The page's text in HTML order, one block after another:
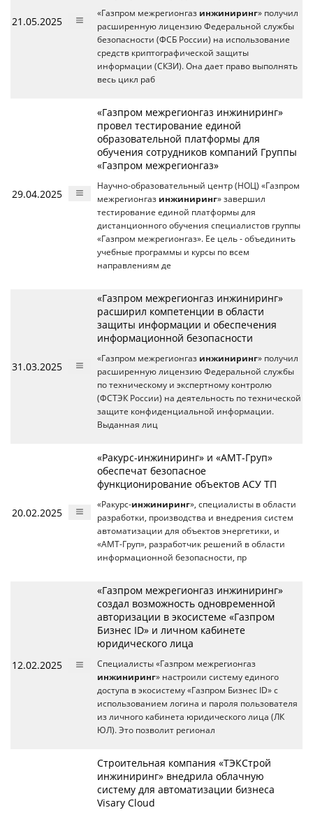
21.05.2025
«Газпром межрегионгаз инжиниринг» получил
расширенную лицензию Федеральной службы
безопасности (ФСБ России) на использование
средств криптографической защиты
информации (СКЗИ). Она дает право выполнять
весь цикл раб
29.04.2025
«Газпром межрегионгаз инжиниринг»
провел тестирование единой
образовательной платформы для
обучения сотрудников компаний Группы
«Газпром межрегионгаз»
Научно-образовательный центр (НОЦ) «Газпром
межрегионгаз инжиниринг» завершил
тестирование единой платформы для
дистанционного обучения специалистов группы
«Газпром межрегионгаз». Ее цель - объединить
учебные программы и курсы по всем
направлениям де
31.03.2025
«Газпром межрегионгаз инжиниринг»
расширил компетенции в области
защиты информации и обеспечения
информационной безопасности
«Газпром межрегионгаз инжиниринг» получил
расширенную лицензию Федеральной службы
по техническому и экспертному контролю
(ФСТЭК России) на деятельность по технической
защите конфиденциальной информации.
Выданная лиц
20.02.2025
«Ракурс-инжиниринг» и «АМТ-Груп»
обеспечат безопасное
функционирование объектов АСУ ТП
«Ракурс-инжиниринг», специалисты в области
разработки, производства и внедрения систем
автоматизации для объектов энергетики, и
«АМТ-Груп», разработчик решений в области
информационной безопасности, пр
12.02.2025
«Газпром межрегионгаз инжиниринг»
создал возможность одновременной
авторизации в экосистеме «Газпром
Бизнес ID» и личном кабинете
юридического лица
Специалисты «Газпром межрегионгаз
инжиниринг» настроили систему единого
доступа в экосистему «Газпром Бизнес ID» с
использованием логина и пароля пользователя
из личного кабинета юридического лица (ЛК
ЮЛ). Это позволит регионал
Строительная компания «ТЭКСтрой
инжиниринг» внедрила облачную
систему для автоматизации бизнеса
Visary Cloud